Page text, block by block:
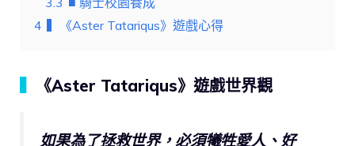
4
▍《Aster Tatariqus》遊戲心得
《Aster Tatariqus》遊戲世界觀
如果為了拯救世界，必須犧牲愛人、好